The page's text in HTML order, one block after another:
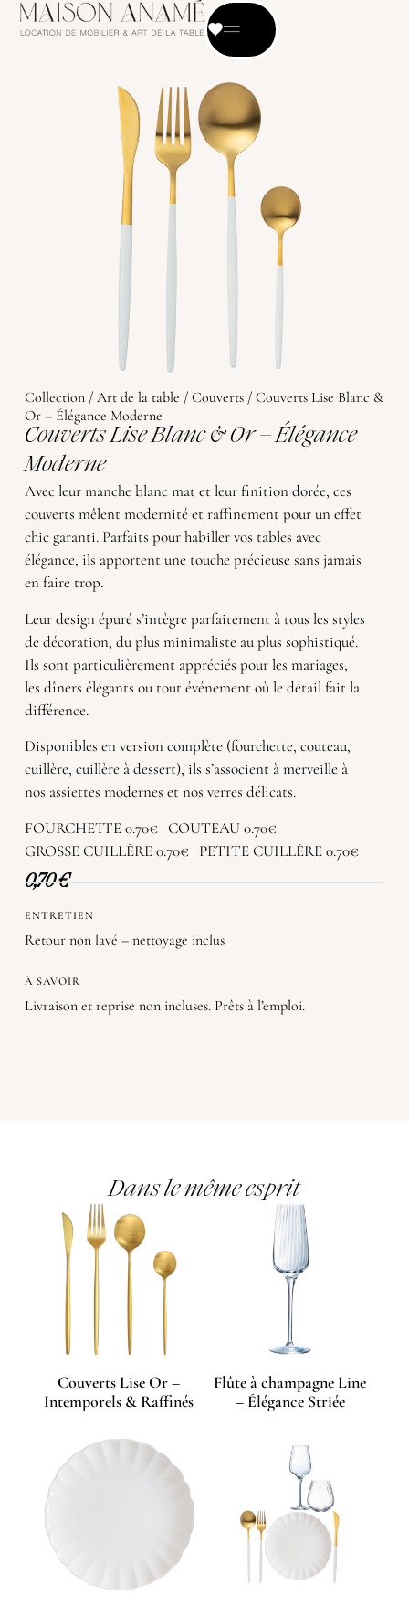
Collection/ Art de la table / Couverts/ Couverts Lise Blanc &
Or – Élégance Moderne
Couverts Lise Blanc & Or – Élégance
Moderne
Avec leur manche blanc mat et leur finition dorée, ces
couverts mêlent modernité et raffinement pour un effet
chic garanti. Parfaits pour habiller vos tables avec
élégance, ils apportent une touche précieuse sans jamais
en faire trop.
Leur design épuré s’intègre parfaitement à tous les styles
de décoration, du plus minimaliste au plus sophistiqué.
Ils sont particulièrement appréciés pour les mariages,
les dîners élégants ou tout événement où le détail fait la
différence.
Disponibles en version complète (fourchette, couteau,
cuillère, cuillère à dessert), ils s’associent à merveille à
nos assiettes modernes et nos verres délicats.
FOURCHETTE 0.70€ | COUTEAU 0.70€
GROSSE CUILLÈRE 0.70€ | PETITE CUILLÈRE 0.70€
0,70€
ENTRETIEN
Retour non lavé – nettoyage inclus
À SAVOIR
Livraison et reprise non incluses. Prêts à l’emploi.
Dans le même esprit
Couverts Lise Or –
Intemporels & Raffinés
Flûte à champagne Line
– Élégance Striée